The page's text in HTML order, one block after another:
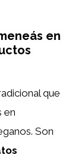
en
que
en
Son